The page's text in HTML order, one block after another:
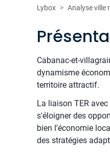
Lybox Analyse ville
Cabanac-et-
dynamisme
territoire attractif.
La liaison TER
s'éloigner des
bien l'économie
des stratégies